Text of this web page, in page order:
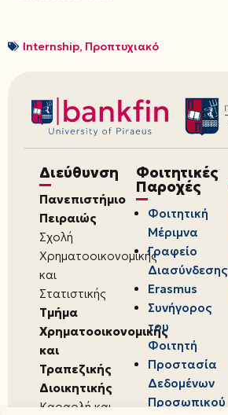
Internship, Προπτυχιακό
Διεύθυνση
Πανεπιστήμιο
Πειραιώς
Σχολή
Χρηματοοικονομικής
και
Στατιστικής
Τμήμα
Χρηματοοικονομικής
και
Τραπεζικής
Διοικητικής
Καραολή και
Φοιτητικές
Παροχές
Φοιτητική
Μέριμνα
Γραφείο
Διασύνδεσης
Erasmus
Συνήγορος
του
Φοιτητή
Προστασία
Δεδομένων
Προσωπικού